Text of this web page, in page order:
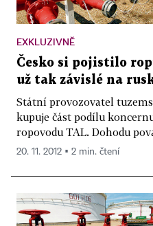
EXKLUZIVNĚ
Česko si pojistilo
už tak závislé na
Státní provozovatel
kupuje část podílu
ropovodu TAL. Dohodu
20. 11. 2012 ▪ 2 min. čtení